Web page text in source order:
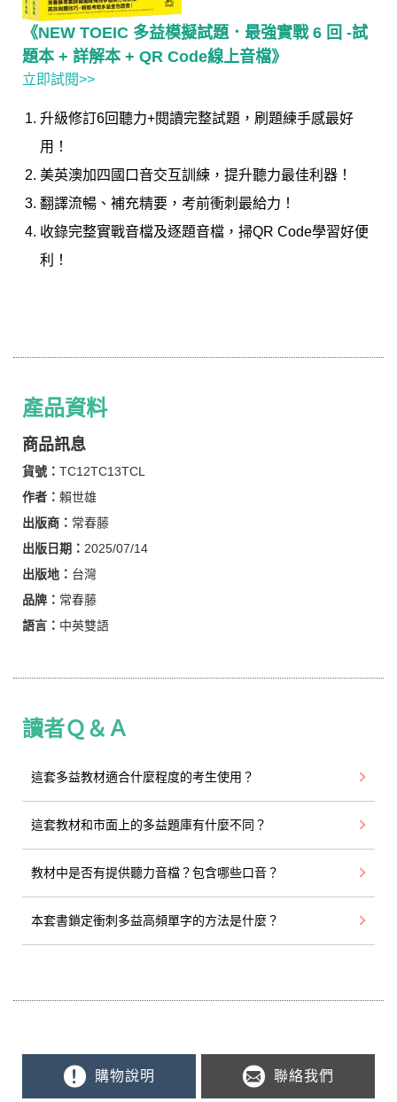
《NEW TOEIC 多益模擬試題．最強實戰 6 回 -試
題本 + 詳解本 + QR Code線上音檔》
立即試閱>>
升級修訂6回聽力+閱讀完整試題，刷題練手感最好
用！
美英澳加四國口音交互訓練，提升聽力最佳利器！
翻譯流暢、補充精要，考前衝刺最給力！
收錄完整實戰音檔及逐題音檔，掃QR Code學習好便
利！
產品資料
商品訊息
貨號： TC12TC13TCL
作者： 賴世雄
出版商： 常春藤
出版日期： 2025/07/14
出版地： 台灣
品牌： 常春藤
語言： 中英雙語
讀者Ｑ＆Ａ
這套多益教材適合什麼程度的考生使用？
這套教材和市面上的多益題庫有什麼不同？
教材中是否有提供聽力音檔？包含哪些口音？
本套書鎖定衝刺多益高頻單字的方法是什麼？
購物說明 聯絡我們